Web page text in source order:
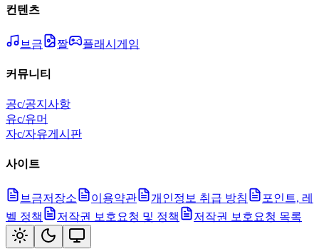
컨텐츠
브금 짤 플래시게임
커뮤니티
공c/공지사항
유c/유머
자c/자유게시판
사이트
브금저장소 이용약관 개인정보 취급 방침
포인트, 레
벨 정책
저작권 보호요청 및 정책 저작권 보호요청 목록